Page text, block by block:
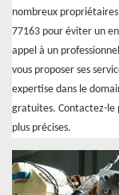
nombreux
77163 pour éviter un
appel à un
vous proposer ses
expertise dans le
gratuites. Contactez-le
plus précises.